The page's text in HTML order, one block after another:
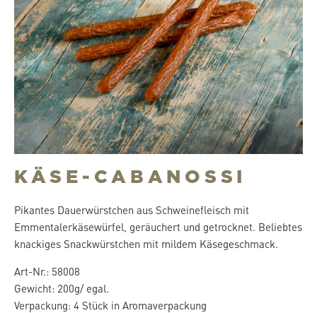
KÄSE-CABANOSSI
Pikantes Dauerwürstchen aus Schweinefleisch mit
Emmentalerkäsewürfel, geräuchert und getrocknet. Beliebtes
knackiges Snackwürstchen mit mildem Käsegeschmack.
Art-Nr.: 58008
Gewicht: 200g/ egal.
Verpackung: 4 Stück in Aromaverpackung